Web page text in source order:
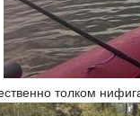
толком